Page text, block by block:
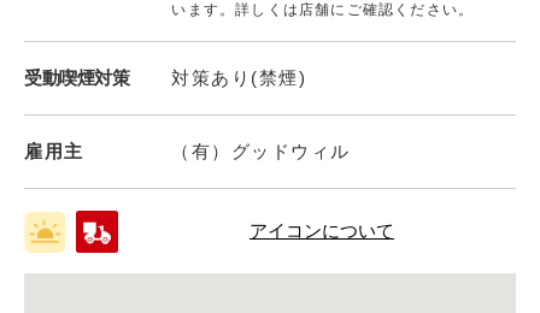
います。詳しくは店舗にご確認ください。
受動喫煙対策 対策あり(禁煙)
雇用主 （有）グッドウィル
アイコンについて